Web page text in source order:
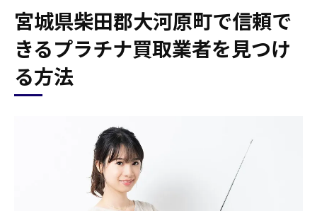
宮城県柴田郡大河原町で信頼で
きるプラチナ買取業者を見つけ
る方法